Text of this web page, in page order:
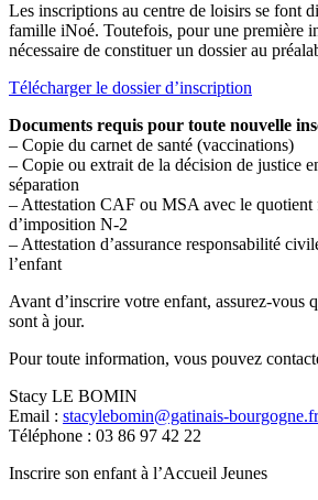
Les inscriptions au centre de loisirs se font
famille iNoé. Toutefois, pour une première
nécessaire de constituer un dossier au
Télécharger le dossier d’inscription
Documents requis pour toute nouvelle
– Copie du carnet de santé (vaccinations)
– Copie ou extrait de la décision de justice
séparation
– Attestation CAF ou MSA avec le
d’imposition N-2
– Attestation d’assurance responsabilité
l’enfant
Avant d’inscrire votre enfant, assurez-vous
sont à jour.
Pour toute information, vous pouvez
Stacy LE BOMIN
Email : stacylebomin@gatinais-bourgogne.fr
Téléphone : 03 86 97 42 22
Inscrire son enfant à l’Accueil Jeunes